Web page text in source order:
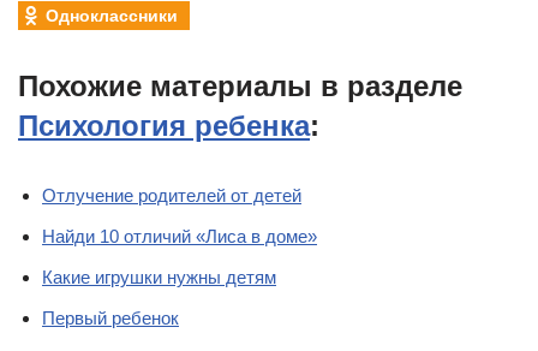
Одноклассники
Похожие материалы в разделе
Психология ребенка:
Отлучение родителей от детей
Найди 10 отличий «Лиса в доме»
Какие игрушки нужны детям
Первый ребенок